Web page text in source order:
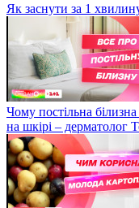
Як заснути за 1
Чому постільна
на шкірі – дерматолог